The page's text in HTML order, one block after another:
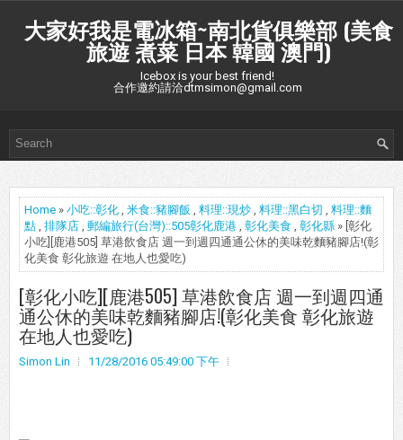
大家好我是電冰箱~南北貨俱樂部 (美食
旅遊 煮菜 日本 韓國 澳門)
Icebox is your best friend!
合作邀約請洽dtmsimon@gmail.com
Home » 小吃::彰化 , 米食::豬腳飯 , 料理::現炒 , 料理::黑白切 , 料理::麵
點 , 排隊店 , 郵編旅行(台灣)::505彰化鹿港 , 彰化美食 , 彰化縣 » [彰化
小吃][鹿港505] 草港飲食店 週一到週四通通公休的美味乾麵豬腳店!(彰
化美食 彰化旅遊 在地人也愛吃)
[彰化小吃][鹿港505] 草港飲食店 週一到週四通
通公休的美味乾麵豬腳店!(彰化美食 彰化旅遊
在地人也愛吃)
Simon Lin 11/28/2016 05:49:00 下午